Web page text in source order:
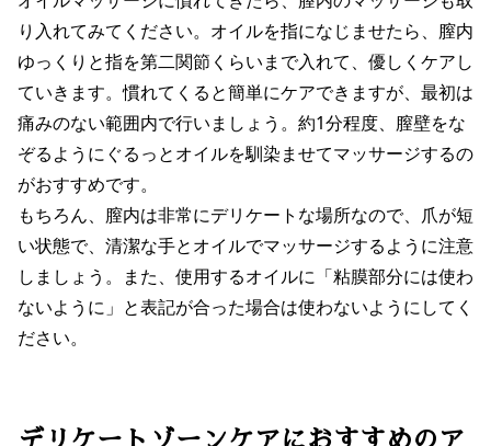
り入れてみてください。オイルを指になじませたら、膣内
ゆっくりと指を第二関節くらいまで入れて、優しくケアし
ていきます。慣れてくると簡単にケアできますが、最初は
痛みのない範囲内で行いましょう。約1分程度、膣壁をな
ぞるようにぐるっとオイルを馴染ませてマッサージするの
がおすすめです。
もちろん、膣内は非常にデリケートな場所なので、爪が短
い状態で、清潔な手とオイルでマッサージするように注意
しましょう。また、使用するオイルに「粘膜部分には使わ
ないように」と表記が合った場合は使わないようにしてく
ださい。
デリケートゾーンケアにおすすめのア